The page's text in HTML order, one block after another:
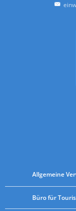
Allgemeine
Büro für